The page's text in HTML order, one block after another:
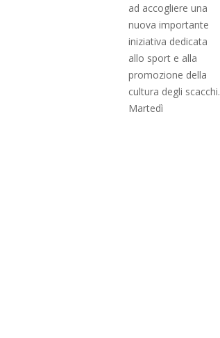
ad accogliere una
nuova importante
iniziativa dedicata
allo sport e alla
promozione della
cultura degli scacchi.
Martedì